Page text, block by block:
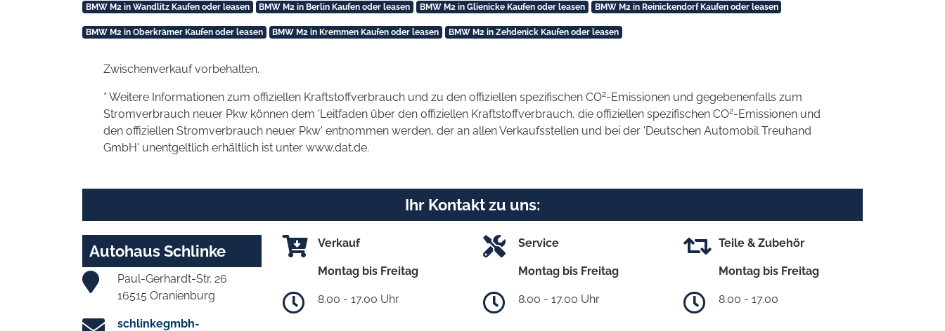
BMW M2 in Wandlitz Kaufen oder leasen BMW M2 in Berlin Kaufen oder leasen BMW M2 in Glienicke Kaufen oder leasen BMW M2 in Reinickendorf Kaufen oder leasen
BMW M2 in Oberkrämer Kaufen oder leasen BMW M2 in Kremmen Kaufen oder leasen BMW M2 in Zehdenick Kaufen oder leasen
Zwischenverkauf vorbehalten.
* Weitere Informationen zum offiziellen Kraftstoffverbrauch und zu den offiziellen spezifischen CO2-Emissionen und gegebenenfalls zum
Stromverbrauch neuer Pkw können dem 'Leitfaden über den offiziellen Kraftstoffverbrauch, die offiziellen spezifischen CO2-Emissionen und
den offiziellen Stromverbrauch neuer Pkw' entnommen werden, der an allen Verkaufsstellen und bei der 'Deutschen Automobil Treuhand
GmbH' unentgeltlich erhältlich ist unter www.dat.de.
Ihr Kontakt zu uns:
Autohaus Schlinke
Paul-Gerhardt-Str. 26
16515 Oranienburg
schlinkegmbh-
Verkauf
Montag bis Freitag
8.00 - 17.00 Uhr
Service
Montag bis Freitag
8.00 - 17.00 Uhr
Teile & Zubehör
Montag bis Freitag
8.00 - 17.00